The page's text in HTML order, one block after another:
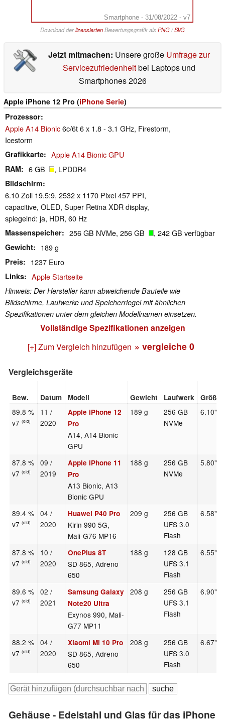
Smartphone - 31/08/2022 - v7
Download derlizensiertenBewertungsgrafik als PNG/SVG
Jetzt mitmachen: Unsere große Umfrage zur
Servicezufriedenheitbei Laptops und
Smartphones 2026
Apple iPhone 12 Pro (iPhone Serie)
Prozessor
Apple A14 Bionic6c/6t 6 x 1.8 - 3.1 GHz, Firestorm,
Icestorm
Grafikkarte Apple A14 Bionic GPU
RAM 6 GB , LPDDR4
Bildschirm
6.10 Zoll 19.5:9, 2532 x 1170 Pixel 457 PPI,
capacitive, OLED, Super Retina XDR display,
spiegelnd: ja, HDR, 60 Hz
Massenspeicher 256 GB NVMe, 256 GB , 242 GB verfügbar
Gewicht 189 g
Preis 1237 Euro
Links Apple Startseite
Hinweis: Der Hersteller kann abweichende Bauteile wie
Bildschirme, Laufwerke und Speicherriegel mit ähnlichen
Spezifikationen unter dem gleichen Modellnamen einsetzen.
Vollständige Spezifikationen anzeigen
[+] Zum Vergleich hinzufügen » vergleiche 0
Vergleichsgeräte
Bew. Datum Modell Gewicht Laufwerk Größe
89.8 %
v7(old)
11 /
2020
Apple iPhone 12
Pro
A14, A14 Bionic
GPU
189 g
256 GB
NVMe
6.10"
87.8 %
v7(old)
09 /
2019
Apple iPhone 11
Pro
A13 Bionic, A13
Bionic GPU
188 g
256 GB
NVMe
5.80"
89.4 %
v7(old)
04 /
2020
Huawei P40 Pro
Kirin 990 5G,
Mali-G76 MP16
209 g
256 GB
UFS 3.0
Flash
6.58"
87.8 %
v7(old)
10 /
2020
OnePlus 8T
SD 865, Adreno
650
188 g
128 GB
UFS 3.1
Flash
6.55"
89.6 %
v7(old)
02 /
2021
Samsung Galaxy
Note20 Ultra
Exynos 990, Mali-
G77 MP11
208 g
256 GB
UFS 3.1
Flash
6.90"
88.2 %
v7(old)
04 /
2020
Xiaomi Mi 10 Pro
SD 865, Adreno
650
208 g
256 GB
UFS 3.0
Flash
6.67"
Gehäuse - Edelstahl und Glas für das iPhone